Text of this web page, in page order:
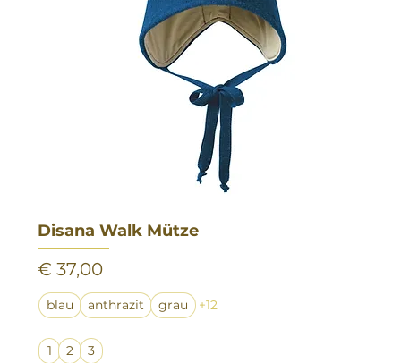
Disana Walk Mütze
Preis
€ 37,00
blau anthrazit grau +12
1 2 3